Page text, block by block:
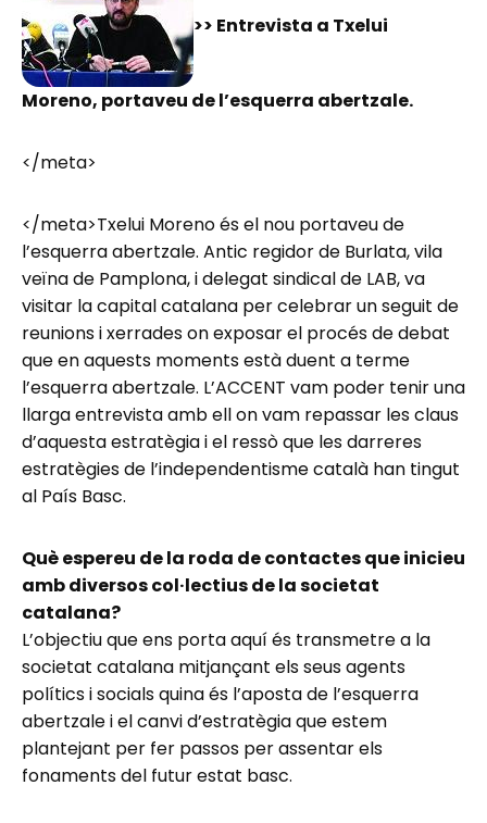
>> Entrevista a Txelui
Moreno, portaveu de l’esquerra abertzale.
</meta>
</meta>Txelui Moreno és el nou portaveu de
l’esquerra abertzale. Antic regidor de Burlata, vila
veïna de Pamplona, i delegat sindical de LAB, va
visitar la capital catalana per celebrar un seguit de
reunions i xerrades on exposar el procés de debat
que en aquests moments està duent a terme
l’esquerra abertzale. L’ACCENT vam poder tenir una
llarga entrevista amb ell on vam repassar les claus
d’aquesta estratègia i el ressò que les darreres
estratègies de l’independentisme català han tingut
al País Basc.
Què espereu de la roda de contactes que inicieu
amb diversos col·lectius de la societat
catalana?
L’objectiu que ens porta aquí és transmetre a la
societat catalana mitjançant els seus agents
polítics i socials quina és l’aposta de l’esquerra
abertzale i el canvi d’estratègia que estem
plantejant per fer passos per assentar els
fonaments del futur estat basc.